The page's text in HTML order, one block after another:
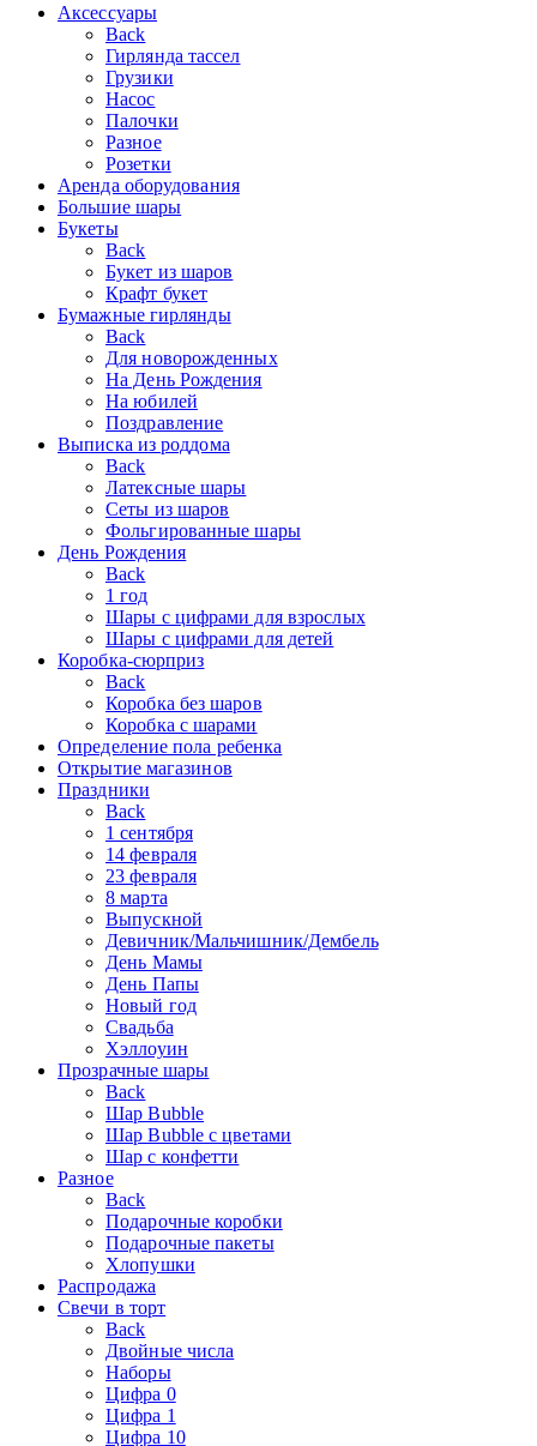
Аксессуары
Back
Гирлянда тассел
Грузики
Насос
Палочки
Разное
Розетки
Аренда оборудования
Большие шары
Букеты
Back
Букет из шаров
Крафт букет
Бумажные гирлянды
Back
Для новорожденных
На День Рождения
На юбилей
Поздравление
Выписка из роддома
Back
Латексные шары
Сеты из шаров
Фольгированные шары
День Рождения
Back
1 год
Шары с цифрами для взрослых
Шары с цифрами для детей
Коробка-сюрприз
Back
Коробка без шаров
Коробка с шарами
Определение пола ребенка
Открытие магазинов
Праздники
Back
1 сентября
14 февраля
23 февраля
8 марта
Выпускной
Девичник/Мальчишник/Дембель
День Мамы
День Папы
Новый год
Свадьба
Хэллоуин
Прозрачные шары
Back
Шар Bubble
Шар Bubble с цветами
Шар с конфетти
Разное
Back
Подарочные коробки
Подарочные пакеты
Хлопушки
Распродажа
Свечи в торт
Back
Двойные числа
Наборы
Цифра 0
Цифра 1
Цифра 10